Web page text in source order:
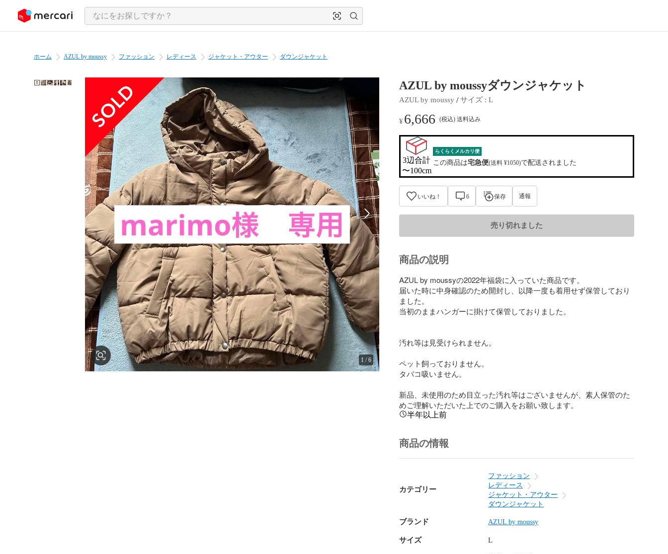
ツにスキップ
ホーム AZUL by moussy ファッション レディース ジャケット・アウター ダウンジャケット
1/6
AZUL by moussyダウンジャケット
AZUL by moussy / サイズ : L
¥ 6,666 (税込) 送料込み
3辺合計
〜100cm
らくらくメルカリ便
この商品は宅急便(送料 ¥1050)で配送されました
いいね！ 6 保存 通報
売り切れました
商品の説明
AZUL by moussyの2022年福袋に入っていた商品です。
届いた時に中身確認のため開封し、以降一度も着用せず保管しており
ました。
当初のままハンガーに掛けて保管しておりました。
汚れ等は見受けられません。
ペット飼っておりません。
タバコ吸いません。
新品、未使用のため目立った汚れ等はございませんが、素人保管のた
めご理解いただいた上でのご購入をお願い致します。
半年以上前
商品の情報
カテゴリー
ファッション
レディース
ジャケット・アウター
ダウンジャケット
ブランド AZUL by moussy
サイズ L